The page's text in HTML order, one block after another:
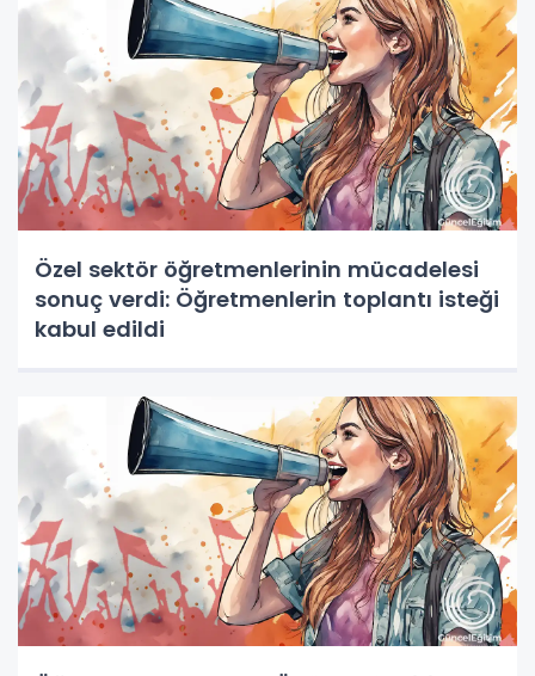
Özel sektör öğretmenlerinin mücadelesi
sonuç verdi: Öğretmenlerin toplantı isteği
kabul edildi